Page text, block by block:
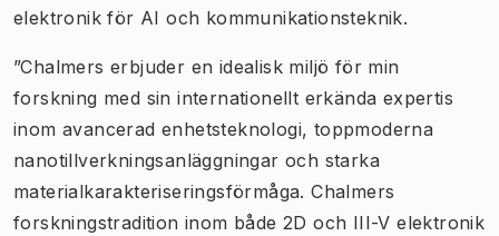
elektronik för AI och kommunikationsteknik.
”Chalmers erbjuder en idealisk miljö för min
forskning med sin internationellt erkända expertis
inom avancerad enhetsteknologi, toppmoderna
nanotillverkningsanläggningar och starka
materialkarakteriseringsförmåga. Chalmers
forskningstradition inom både 2D och III-V elektronik